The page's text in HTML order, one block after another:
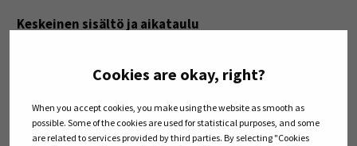
Cookies are okay, right?
When you accept cookies, you make using the website as smooth as
possible. Some of the cookies are used for statistical purposes, and some
are related to services provided by third parties. By selecting "Cookies
Keskeinen sisältö ja aikataulu
Coaching Camp aloitustapaaminen verkossa, ke
3.4. klo 16–18 (Teams)
Orientoituminen